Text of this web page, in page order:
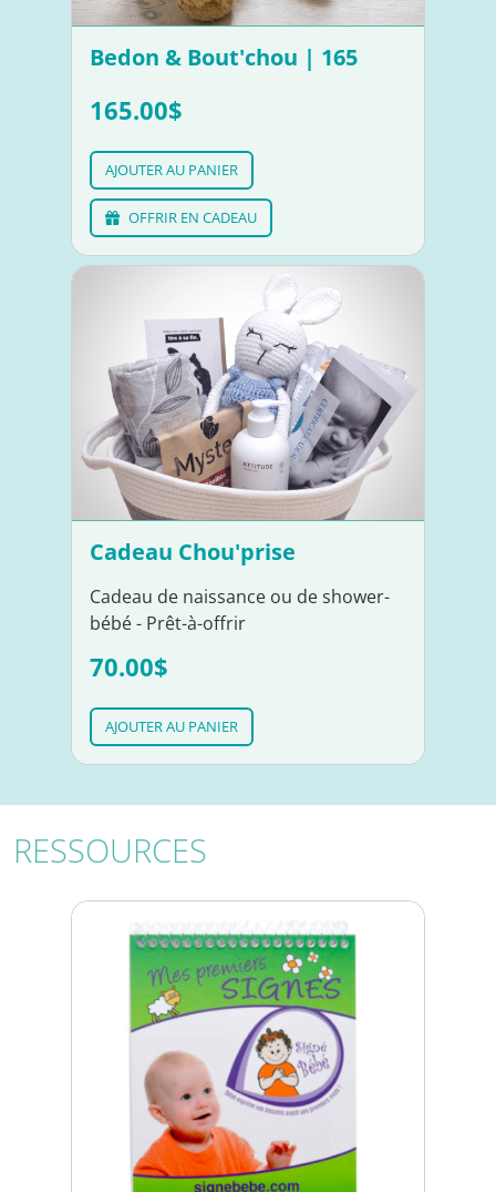
Bedon & Bout'chou | 165
165.00$
AJOUTER AU PANIER
OFFRIR EN CADEAU
Cadeau Chou'prise
Cadeau de naissance ou de shower-
bébé - Prêt-à-offrir
70.00$
AJOUTER AU PANIER
RESSOURCES